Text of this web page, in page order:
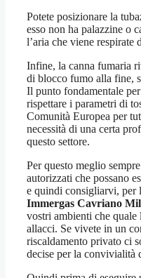
Potete posizionare la
esso non ha palazzine o
l’aria che viene respirate
Infine, la canna fumaria
di blocco fumo alla fine,
Il punto fondamentale
rispettare i parametri di
Comunità Europea per
necessità di una certa
questo settore.
Per questo meglio
autorizzati che possano
e quindi consigliarvi, per
Immergas Cavriano
vostri ambienti che
allacci. Se vivete in un
riscaldamento privato ci
decise per la convivialità